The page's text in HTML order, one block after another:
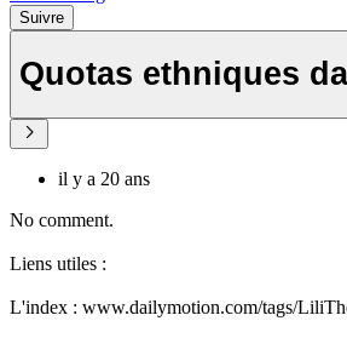
Suivre
Quotas ethniques
il y a 20 ans
No comment.
Liens utiles :
L'index : www.dailymotion.com/tags/